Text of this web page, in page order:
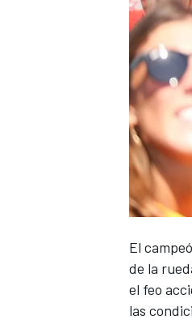
El
de la
el feo
las